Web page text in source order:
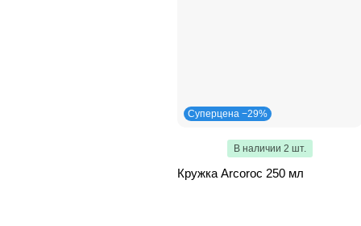
Суперцена −29%
В наличии 2 шт.
Кружка Arcoroc 250 мл